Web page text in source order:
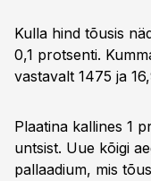
Kulla hind tõusis
0,1 protsenti.
vastavalt 1475 ja
Plaatina kallines 1
untsist. Uue kõigi
pallaadium, mis